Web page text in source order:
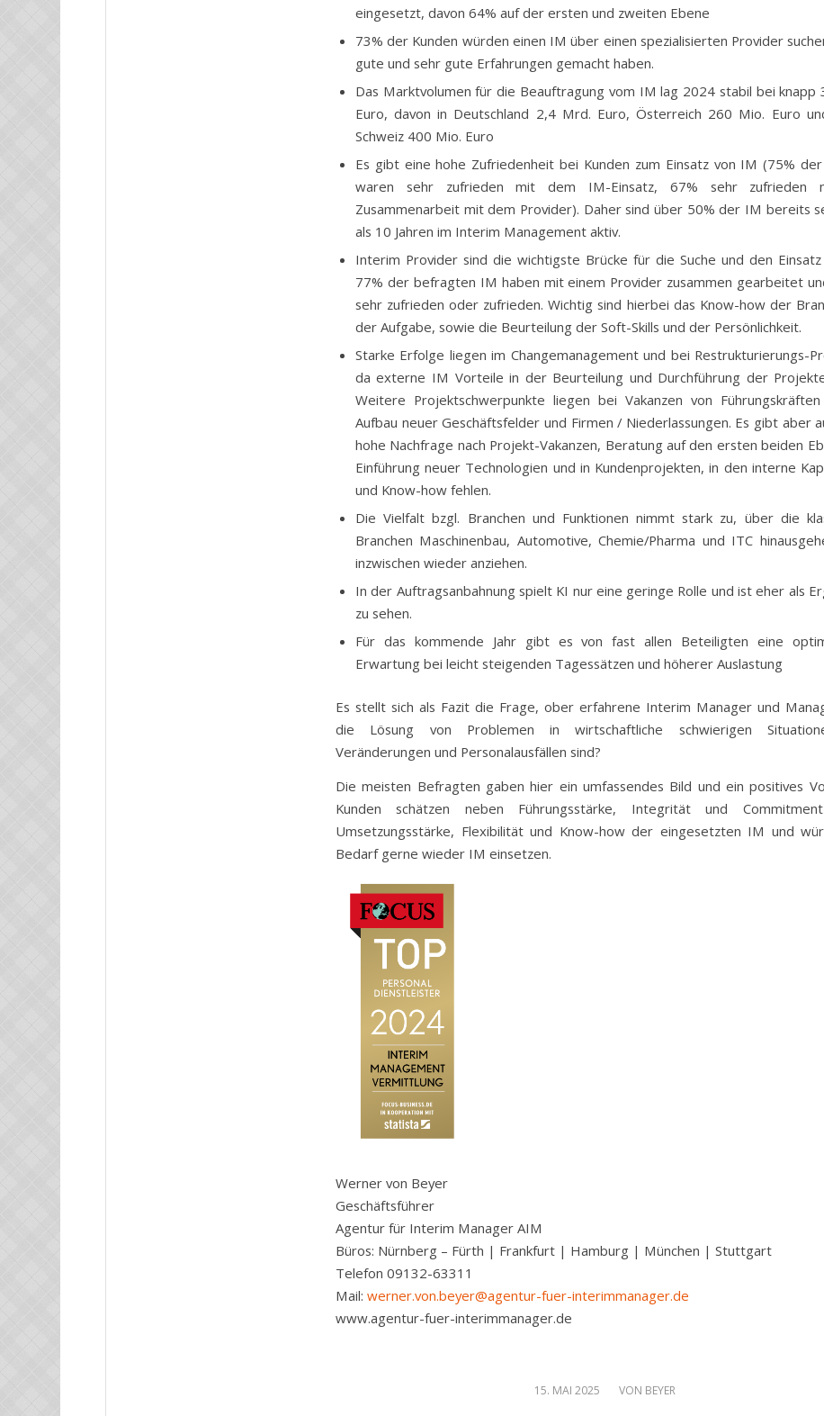
eingesetzt, davon 64% auf der ersten und zweiten Ebene
73% der Kunden würden einen IM über einen spezialisierten Provider
gute und sehr gute Erfahrungen gemacht haben.
Das Marktvolumen für die Beauftragung vom IM lag 2024 stabil bei knapp
Euro, davon in Deutschland 2,4 Mrd. Euro, Österreich 260 Mio. Euro
Schweiz 400 Mio. Euro
Es gibt eine hohe Zufriedenheit bei Kunden zum Einsatz von IM (75% der
waren sehr zufrieden mit dem IM-Einsatz, 67% sehr zufrieden
Zusammenarbeit mit dem Provider). Daher sind über 50% der IM bereits
als 10 Jahren im Interim Management aktiv.
Interim Provider sind die wichtigste Brücke für die Suche und den
77% der befragten IM haben mit einem Provider zusammen gearbeitet
sehr zufrieden oder zufrieden. Wichtig sind hierbei das Know-how der
der Aufgabe, sowie die Beurteilung der Soft-Skills und der Persönlichkeit.
Starke Erfolge liegen im Changemanagement und bei Restrukturierungs-
da externe IM Vorteile in der Beurteilung und Durchführung der
Weitere Projektschwerpunkte liegen bei Vakanzen von
Aufbau neuer Geschäftsfelder und Firmen / Niederlassungen. Es gibt aber
hohe Nachfrage nach Projekt-Vakanzen, Beratung auf den ersten beiden
Einführung neuer Technologien und in Kundenprojekten, in den interne
und Know-how fehlen.
Die Vielfalt bzgl. Branchen und Funktionen nimmt stark zu, über die
Branchen Maschinenbau, Automotive, Chemie/Pharma und ITC
inzwischen wieder anziehen.
In der Auftragsanbahnung spielt KI nur eine geringe Rolle und ist eher als
zu sehen.
Für das kommende Jahr gibt es von fast allen Beteiligten eine
Erwartung bei leicht steigenden Tagessätzen und höherer Auslastung
Es stellt sich als Fazit die Frage, ober erfahrene Interim Manager und
die Lösung von Problemen in wirtschaftliche schwierigen
Veränderungen und Personalausfällen sind?
Die meisten Befragten gaben hier ein umfassendes Bild und ein positives
Kunden schätzen neben Führungsstärke, Integrität und
Umsetzungsstärke, Flexibilität und Know-how der eingesetzten IM und
Bedarf gerne wieder IM einsetzen.
Werner von Beyer
Geschäftsführer
Agentur für Interim Manager AIM
Büros: Nürnberg – Fürth | Frankfurt | Hamburg | München | Stuttgart
Telefon 09132-63311
Mail: werner.von.beyer@agentur-fuer-interimmanager.de
www.agentur-fuer-interimmanager.de
15. MAI 2025
/ VON BEYER